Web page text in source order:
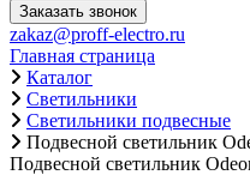
Заказать звонок
zakaz@proff-electro.ru
Главная страница
Каталог
Светильники
Светильники подвесные
Подвесной светильник
Подвесной светильник